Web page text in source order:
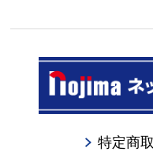
特定商